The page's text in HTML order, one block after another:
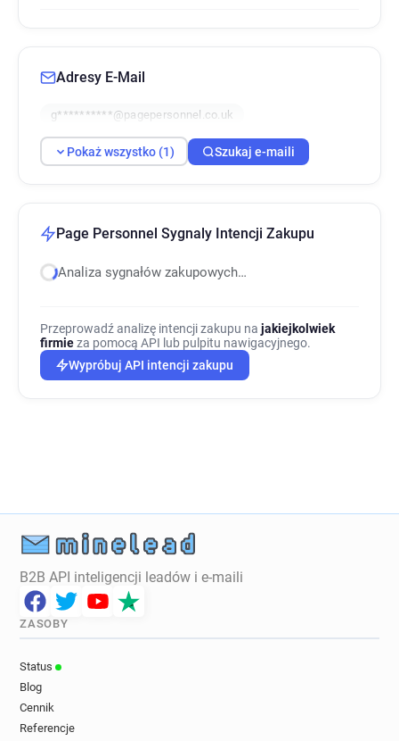
Adresy E-Mail
g**********@pagepersonnel.co.uk
Pokaż wszystko (1) Szukaj e-maili
Page Personnel Sygnaly Intencji Zakupu
Analiza sygnałów zakupowych…
Przeprowadź analizę intencji zakupu na jakiejkolwiek
firmieza pomocą API lub pulpitu nawigacyjnego.
Wypróbuj API intencji zakupu
B2B API inteligencji leadów i e-maili
ZASOBY
Status
Blog
Cennik
Referencje